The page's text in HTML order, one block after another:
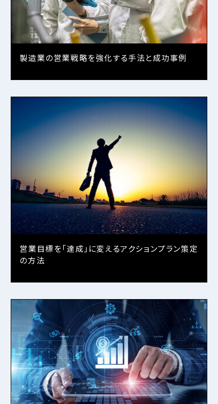
製造業の営業戦略を強化する手法と成功事例
営業目標を「達成」に変えるアクションプラン策定
の方法